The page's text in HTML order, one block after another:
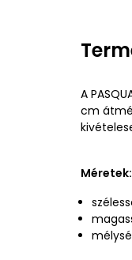
A
cm
Méretek: